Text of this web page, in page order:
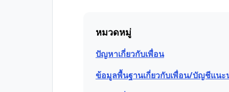
หมวดหมู่
ปัญหาเกี่ยวกับเพื่อน
ข้อมูลพื้นฐานเกี่ยวกับเพื่อน/บัญชีแนะ